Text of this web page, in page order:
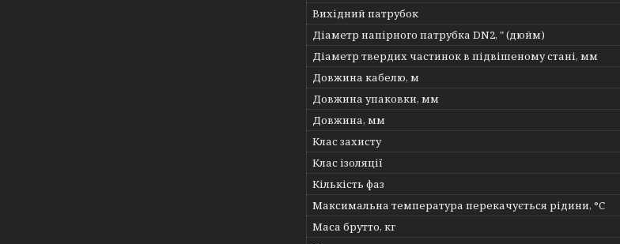
Вихідний патрубок
Діаметр напірного патрубка DN2, " (дюйм)
Діаметр твердих частинок в підвішеному стані, мм
Довжина кабелю, м
Довжина упаковки, мм
Довжина, мм
Клас захисту
Клас ізоляції
Кількість фаз
Максимальна температура перекачується рідини, °C
Маса брутто, кг